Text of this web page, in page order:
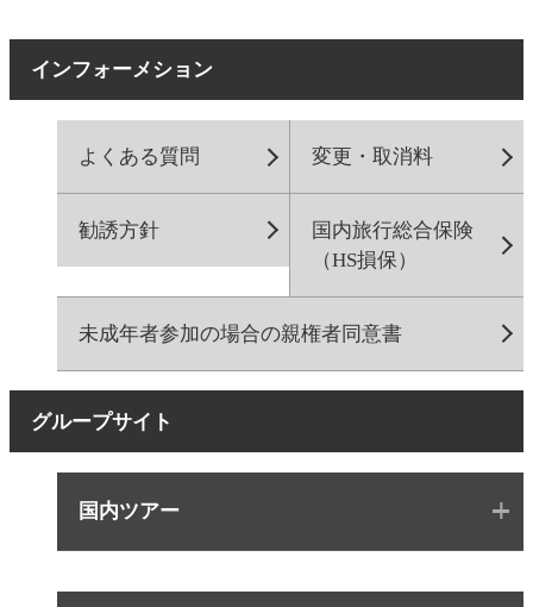
インフォーメション
よくある質問 変更・取消料
勧誘方針
国内旅行総合保険
（HS損保）
未成年者参加の場合の親権者同意書
グループサイト
国内ツアー